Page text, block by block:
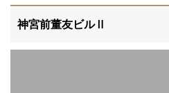
神宮前董友ビルⅡ